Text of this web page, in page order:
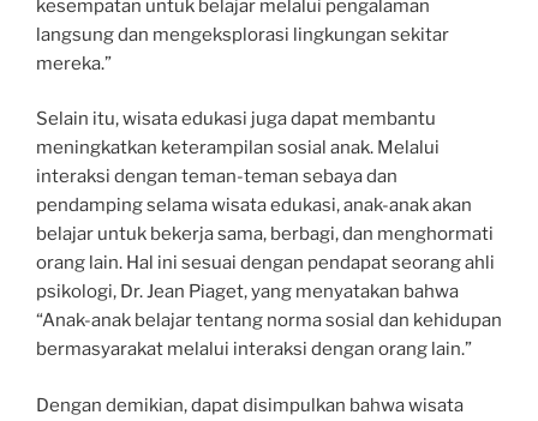
kesempatan untuk belajar melalui pengalaman
langsung dan mengeksplorasi lingkungan sekitar
mereka.”
Selain itu, wisata edukasi juga dapat membantu
meningkatkan keterampilan sosial anak. Melalui
interaksi dengan teman-teman sebaya dan
pendamping selama wisata edukasi, anak-anak akan
belajar untuk bekerja sama, berbagi, dan menghormati
orang lain. Hal ini sesuai dengan pendapat seorang ahli
psikologi, Dr. Jean Piaget, yang menyatakan bahwa
“Anak-anak belajar tentang norma sosial dan kehidupan
bermasyarakat melalui interaksi dengan orang lain.”
Dengan demikian, dapat disimpulkan bahwa wisata